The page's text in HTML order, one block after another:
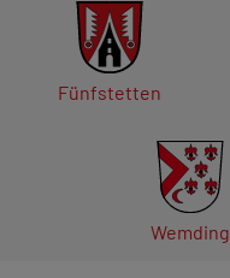
Fünfstetten
Wemding